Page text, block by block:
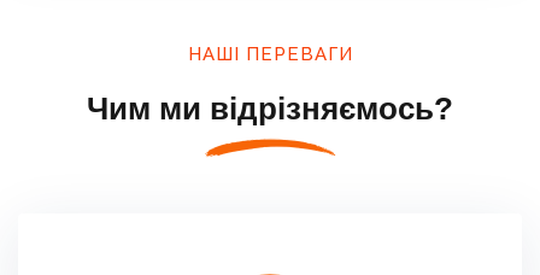
НАШІ ПЕРЕВАГИ
Чим ми відрізняємось?